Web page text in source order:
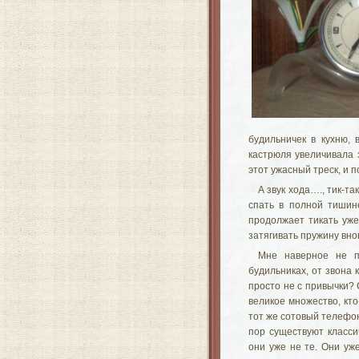
будильничек в кухню,
кастрюля
этот ужасный треск, и
А звук хода…., тик-
спать в полной
продолжает тикать
затягивать пружину
Мне наверное не
будильниках, от
просто не с
великое множество,
тот же сотовый
пор существуют
они уже не те. Они